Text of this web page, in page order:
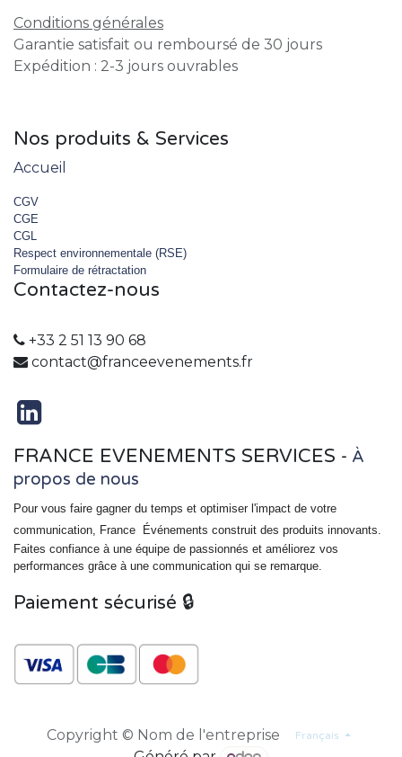
Conditions générales
Garantie satisfait ou remboursé de 30 jours
Expédition : 2-3 jours ouvrables
Nos produits & Services
Accueil
CGV
CGE
CGL
Respect environnementale (RSE)
Formulaire de rétractation
Contactez-nous
+33 2 51 13 90 68
contact@franceevenements.fr
FRANCE EVENEMENTS SERVICES - À
propos de nous
Pour vous faire gagner du temps et optimiser l'impact de votre
communication, France
Événements construit des produits innovants.
Faites confiance à une équipe de passionnés et améliorez vos
performances grâce à une communication qui se remarque.
Paiement sécurisé 🔒
Copyright © Nom de l'entreprise Français